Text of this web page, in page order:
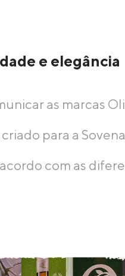
e elegância
as marcas
para a
com as